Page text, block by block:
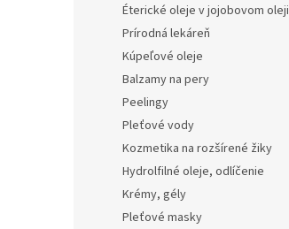
Éterické oleje v jojobovom oleji
Prírodná lekáreň
Kúpeľové oleje
Balzamy na pery
Peelingy
Pleťové vody
Kozmetika na rozšírené žiky
Hydrolfilné oleje, odlíčenie
Krémy, gély
Pleťové masky